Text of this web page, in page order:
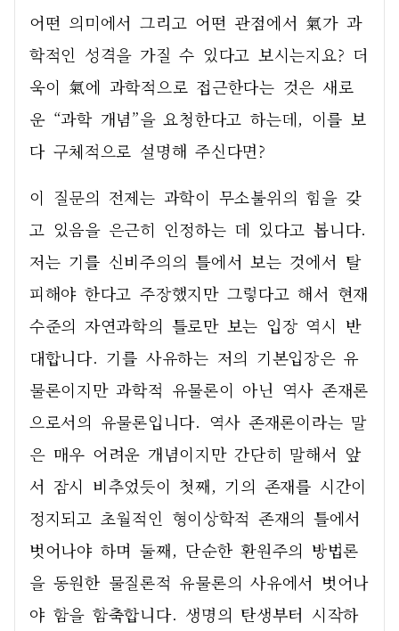
어떤 의미에서 그리고 어떤 관점에서 氣가 과
학적인 성격을 가질 수 있다고 보시는지요? 더
욱이 氣에 과학적으로 접근한다는 것은 새로
운 “과학 개념”을 요청한다고 하는데, 이를 보
다 구체적으로 설명해 주신다면?
이 질문의 전제는 과학이 무소불위의 힘을 갖
고 있음을 은근히 인정하는 데 있다고 봅니다.
저는 기를 신비주의의 틀에서 보는 것에서 탈
피해야 한다고 주장했지만 그렇다고 해서 현재
수준의 자연과학의 틀로만 보는 입장 역시 반
대합니다. 기를 사유하는 저의 기본입장은 유
물론이지만 과학적 유물론이 아닌 역사 존재론
으로서의 유물론입니다. 역사 존재론이라는 말
은 매우 어려운 개념이지만 간단히 말해서 앞
서 잠시 비추었듯이 첫째, 기의 존재를 시간이
정지되고 초월적인 형이상학적 존재의 틀에서
벗어나야 하며 둘째, 단순한 환원주의 방법론
을 동원한 물질론적 유물론의 사유에서 벗어나
야 함을 함축합니다. 생명의 탄생부터 시작하